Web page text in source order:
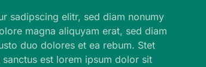
sadipscing elitr, sed diam nonumy
magna aliquyam erat, sed diam
duo dolores et ea rebum. Stet
est lorem ipsum dolor sit